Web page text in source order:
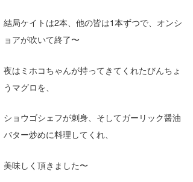
結局ケイトは2本、他の皆は1本ずつで、オンシ
ョアが吹いて終了〜
夜はミホコちゃんが持ってきてくれたびんちょ
うマグロを、
ショウゴシェフが刺身、そしてガーリック醤油
バター炒めに料理してくれ、
美味しく頂きました〜
KY
MIN
mitz
OYZ
S.K
VAGY